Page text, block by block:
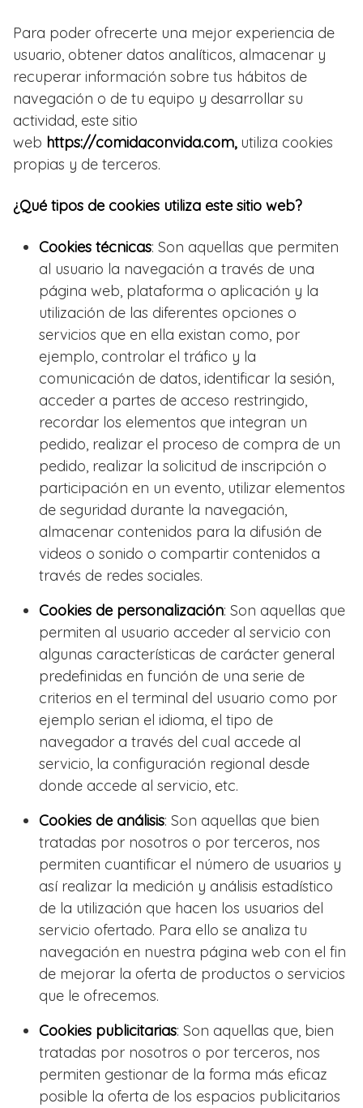
Para poder ofrecerte una mejor experiencia de
usuario, obtener datos analíticos, almacenar y
recuperar información sobre tus hábitos de
navegación o de tu equipo y desarrollar su
actividad, este sitio
web https://comidaconvida.com,utiliza cookies
propias y de terceros.
¿Qué tipos de cookies utiliza este sitio web?
Cookies técnicas: Son aquellas que permiten
al usuario la navegación a través de una
página web, plataforma o aplicación y la
utilización de las diferentes opciones o
servicios que en ella existan como, por
ejemplo, controlar el tráfico y la
comunicación de datos, identificar la sesión,
acceder a partes de acceso restringido,
recordar los elementos que integran un
pedido, realizar el proceso de compra de un
pedido, realizar la solicitud de inscripción o
participación en un evento, utilizar elementos
de seguridad durante la navegación,
almacenar contenidos para la difusión de
videos o sonido o compartir contenidos a
través de redes sociales.
Cookies de personalización: Son aquellas que
permiten al usuario acceder al servicio con
algunas características de carácter general
predefinidas en función de una serie de
criterios en el terminal del usuario como por
ejemplo serian el idioma, el tipo de
navegador a través del cual accede al
servicio, la configuración regional desde
donde accede al servicio, etc.
Cookies de análisis: Son aquellas que bien
tratadas por nosotros o por terceros, nos
permiten cuantificar el número de usuarios y
así realizar la medición y análisis estadístico
de la utilización que hacen los usuarios del
servicio ofertado. Para ello se analiza tu
navegación en nuestra página web con el fin
de mejorar la oferta de productos o servicios
que le ofrecemos.
Cookies publicitarias: Son aquellas que, bien
tratadas por nosotros o por terceros, nos
permiten gestionar de la forma más eficaz
posible la oferta de los espacios publicitarios